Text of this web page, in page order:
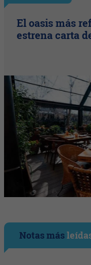
El oasis más
estrena carta
Notas más